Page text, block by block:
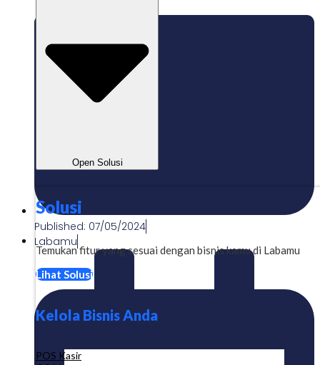
Open Solusi
Solusi
Temukan fitur yang sesuai dengan bisnis kamu di Labamu
Lihat Solusi
Kelola Bisnis Anda
POS Kasir
Published: 07/05/2024
Labamu